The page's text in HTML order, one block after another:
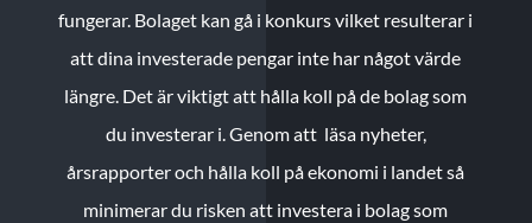
fungerar. Bolaget kan gå i konkurs vilket resulterar i
att dina investerade pengar inte har något värde
längre. Det är viktigt att hålla koll på de bolag som
du investerar i. Genom att läsa nyheter,
årsrapporter och hålla koll på ekonomi i landet så
minimerar du risken att investera i bolag som